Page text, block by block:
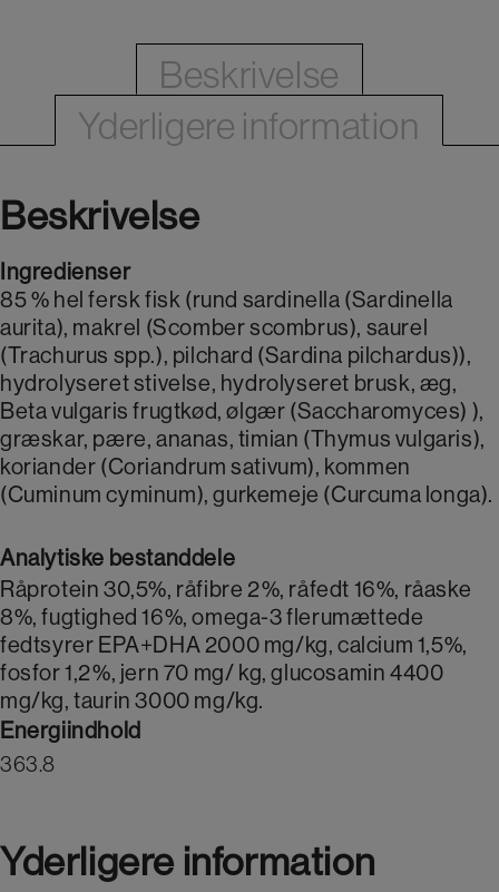
Beskrivelse
Yderligere information
Beskrivelse
Ingredienser
85 % hel fersk fisk (rund sardinella (Sardinella
aurita), makrel (Scomber scombrus), saurel
(Trachurus spp.), pilchard (Sardina pilchardus)),
hydrolyseret stivelse, hydrolyseret brusk, æg,
Beta vulgaris frugtkød, ølgær (Saccharomyces) ),
græskar, pære, ananas, timian (Thymus vulgaris),
koriander (Coriandrum sativum), kommen
(Cuminum cyminum), gurkemeje (Curcuma longa).
Analytiske bestanddele
Råprotein 30,5%, råfibre 2%, råfedt 16%, råaske
8%, fugtighed 16%, omega-3 flerumættede
fedtsyrer EPA+DHA 2000 mg/kg, calcium 1,5%,
fosfor 1,2%, jern 70 mg/ kg, glucosamin 4400
mg/kg, taurin 3000 mg/kg.
Energiindhold
363.8
Yderligere information